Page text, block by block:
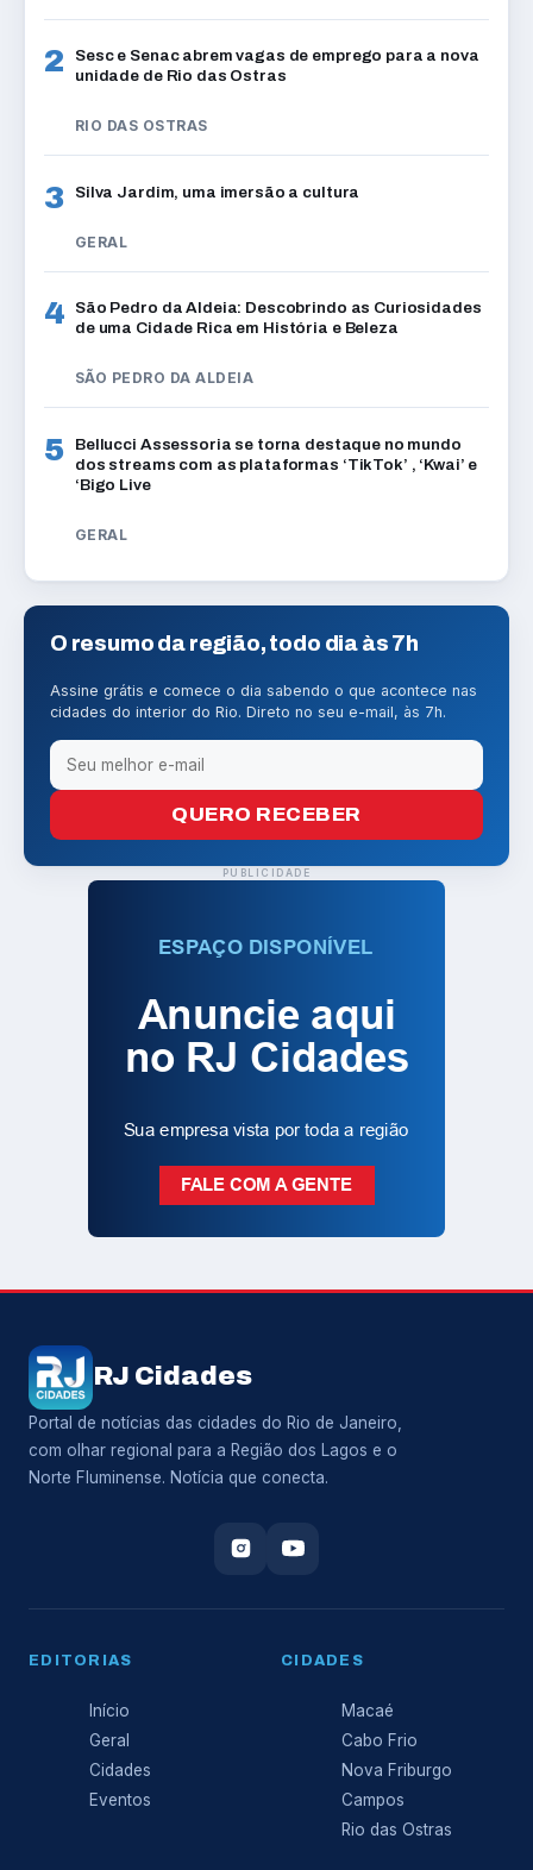
2
Sesc e Senac abrem vagas de emprego para a nova
unidade de Rio das Ostras
RIO DAS OSTRAS
3 Silva Jardim, uma imersão a cultura
GERAL
4
São Pedro da Aldeia: Descobrindo as Curiosidades
de uma Cidade Rica em História e Beleza
SÃO PEDRO DA ALDEIA
5
Bellucci Assessoria se torna destaque no mundo
dos streams com as plataformas ‘TikTok’ , ‘Kwai’ e
‘Bigo Live
GERAL
O resumo da região, todo dia às 7h
Assine grátis e comece o dia sabendo o que acontece nas
cidades do interior do Rio. Direto no seu e-mail, às 7h.
QUERO RECEBER
PUBLICIDADE
RJ Cidades
Portal de notícias das cidades do Rio de Janeiro,
com olhar regional para a Região dos Lagos e o
Norte Fluminense. Notícia que conecta.
EDITORIAS
Início
Geral
Cidades
Eventos
CIDADES
Macaé
Cabo Frio
Nova Friburgo
Campos
Rio das Ostras